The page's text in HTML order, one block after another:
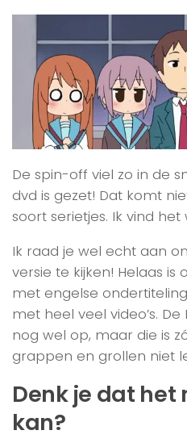
De spin-off viel zo in de
dvd is gezet! Dat komt
soort serietjes. Ik vind
Ik raad je wel echt aan
versie te kijken! Helaas is
met engelse
met heel veel video’s.
nog wel op, maar die is
grappen en grollen niet
Denk je dat het
kan?